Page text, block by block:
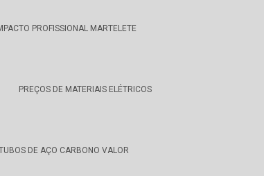
PROFISSIONAL MARTELETE
PREÇOS DE MATERIAIS ELÉTRICOS
DE AÇO CARBONO VALOR